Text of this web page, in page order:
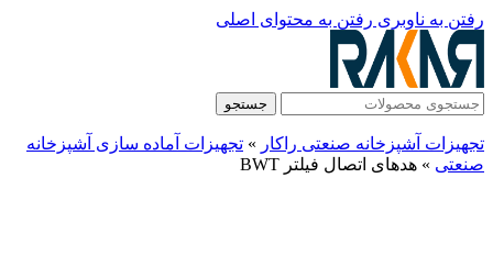
رفتن به ناوبری رفتن به محتوای اصلی
جستجو
تجهیزات آشپزخانه صنعتی راکار » تجهیزات آماده سازی آشپزخانه
صنعتی » هدهای اتصال فیلتر BWT